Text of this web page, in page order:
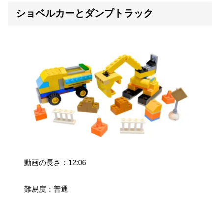
ショベルカーとダンプトラック
動画の長さ：12:06
難易度：普通